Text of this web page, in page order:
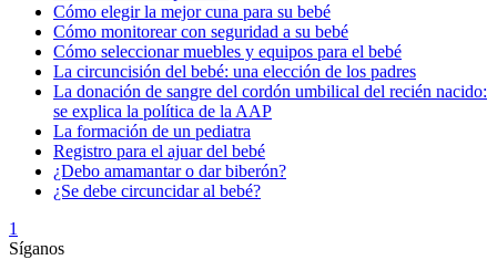
Cómo elegir la mejor cuna para su bebé
Cómo monitorear con seguridad a su bebé
Cómo seleccionar muebles y equipos para el bebé
La circuncisión del bebé: una elección de los padres
La donación de sangre del cordón umbilical del recién nacido:
se explica la política de la AAP
La formación de un pediatra
Registro para el ajuar del bebé
¿Debo amamantar o dar biberón?
¿Se debe circuncidar al bebé?
1
Síganos